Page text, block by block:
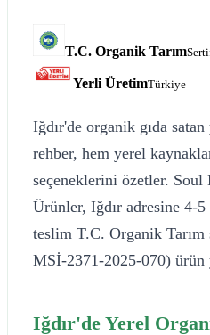
T.C. Organik Tarım
Yerli ÜretimTürkiye
Iğdır'de organik gıda
rehber, hem yerel
seçeneklerini özetler.
Ürünler, Iğdır adresine 4-
teslim T.C. Organik
MSİ-2371-2025-070) ürün
Iğdır'de Yerel